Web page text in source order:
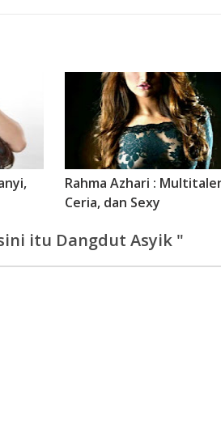
Rahma Azhari :
Ceria, dan Sexy
itu Dangdut Asyik "